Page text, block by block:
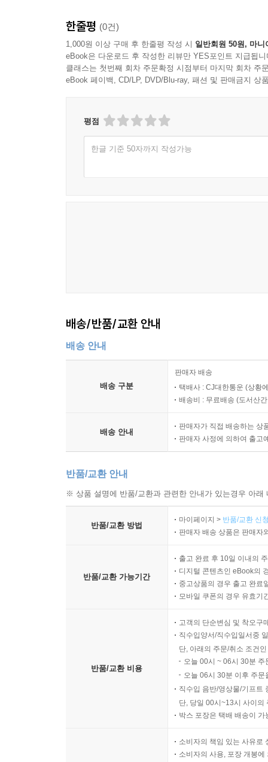
한줄평 (0건)
1,000원 이상 구매 후 한줄평 작성 시 일반회원 50원, 마니
eBook은 다운로드 후 작성한 리뷰만 YES포인트 지급됩니
클래스는 첫번째 회차 주문확정 시점부터 마지막 회차 주
eBook 페이백, CD/LP, DVD/Blu-ray, 패션 및 판매금지 상
평점
한글 기준 50자까지 작성가능
배송/반품/교환 안내
배송 안내
배송 구분
판매자 배송
택배사 : CJ대한통운 (상황
배송비 : 무료배송 (도서산
배송 안내
판매자가 직접 배송하는 상
판매자 사정에 의하여 출고
반품/교환 안내
※ 상품 설명에 반품/교환과 관련한 안내가 있는경우 아
반품/교환 방법
마이페이지 > 반품/교환 신
판매자 배송 상품은 판매자
반품/교환 가능기간
출고 완료 후 10일 이내의
디지털 콘텐츠인 eBook의
중고상품의 경우 출고 완료
모바일 쿠폰의 경우 유효기
반품/교환 비용
고객의 단순변심 및 착오구
직수입양서/직수입일서중
단, 아래의 주문/취소 조건
오늘 00시 ~ 06시 30분
오늘 06시 30분 이후 주
직수입 음반/영상물/기프트
단, 당일 00시~13시 사이의
박스 포장은 택배 배송이
소비자의 책임 있는 사유로
소비자의 사용, 포장 개봉